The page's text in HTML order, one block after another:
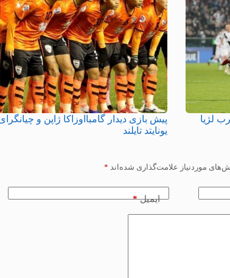
لژیا
پیش بازی دیدار گامبااوزاکا ژاپن و
یونایتد تایلند
موردنیاز علامت‌گذاری شده‌اند *
ایمیل*